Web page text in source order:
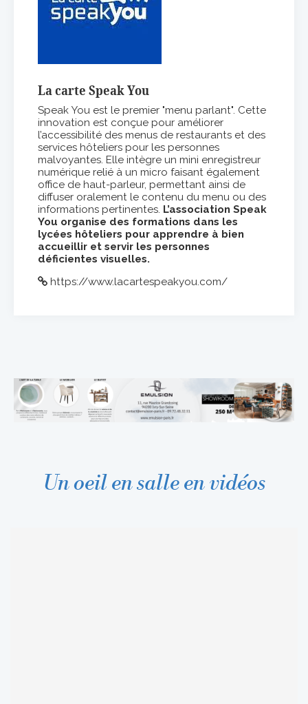
La carte Speak You
Speak You est le premier "menu parlant". Cette
innovation est conçue pour améliorer
l’accessibilité des menus de restaurants et des
services hôteliers pour les personnes
malvoyantes. Elle intègre un mini enregistreur
numérique relié à un micro faisant également
office de haut-parleur, permettant ainsi de
diffuser oralement le contenu du menu ou des
informations pertinentes. L’association Speak
You organise des formations dans les
lycées hôteliers pour apprendre à bien
accueillir et servir les personnes
déficientes visuelles.
https://www.lacartespeakyou.com/
Un oeil en salle en vidéos